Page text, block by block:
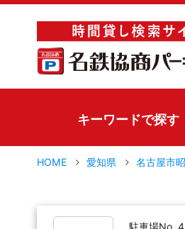
キーワードで探す
HOME 愛知県 名古屋市
駐車場No.